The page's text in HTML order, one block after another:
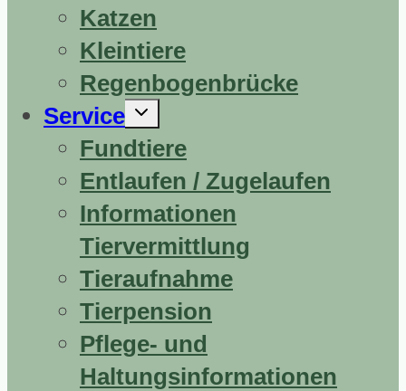
Katzen
Kleintiere
Regenbogenbrücke
Service
Untermenü
Fundtiere
Entlaufen / Zugelaufen
Informationen
Tiervermittlung
Tieraufnahme
Tierpension
Pflege- und
Haltungsinformationen